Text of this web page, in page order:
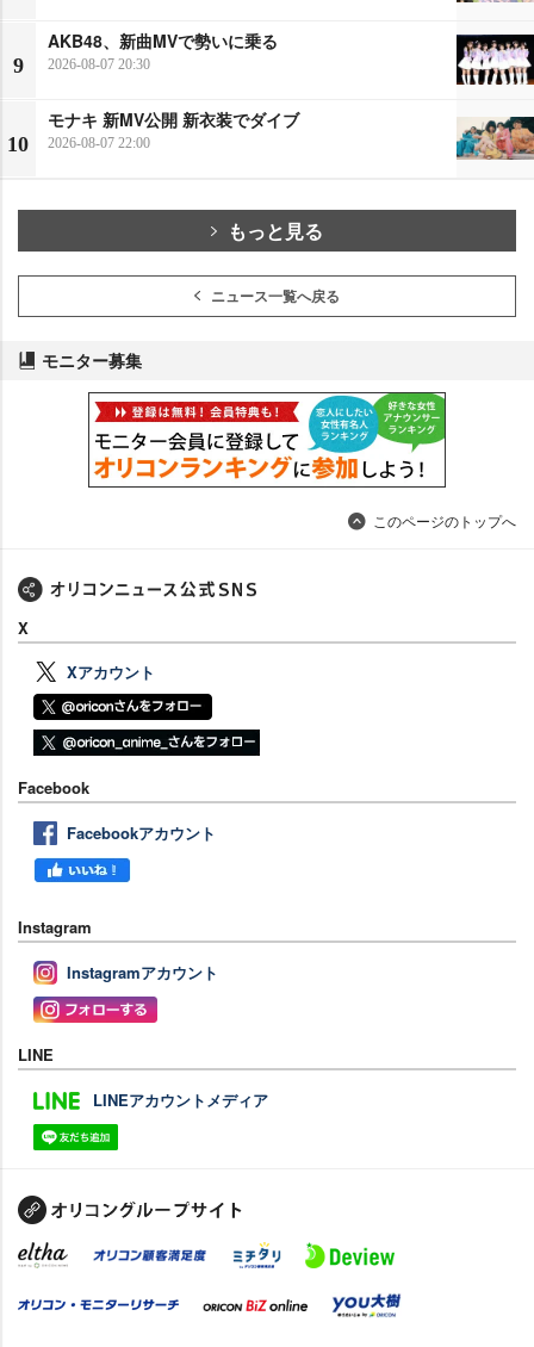
9
AKB48、新曲MVで勢いに乗る
2026-08-07 20:30
10
モナキ 新MV公開 新衣装でダイブ
2026-08-07 22:00
もっと見る
ニュース一覧へ戻る
モニター募集
このページのトップへ
X
Xアカウント
Facebook
Facebookアカウント
Instagram
Instagramアカウント
LINE
LINEアカウントメディア